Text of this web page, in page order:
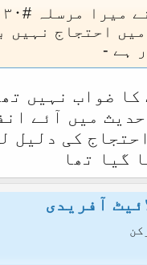
میں احتجاج نہیں
ہے -
کا ضواب نہیں
میں آئے
کی دلیل
گیا تھا
آفریدی